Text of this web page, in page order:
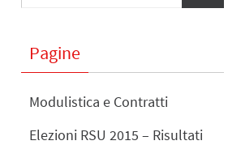
Pagine
Modulistica e Contratti
Elezioni RSU 2015 – Risultati